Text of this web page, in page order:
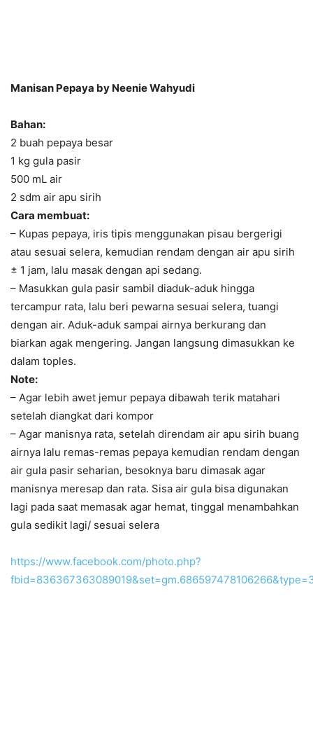
Manisan Pepaya by Neenie Wahyudi
Bahan:
2 buah pepaya besar
1 kg gula pasir
500 mL air
2 sdm air apu sirih
Cara membuat:
– Kupas pepaya, iris tipis menggunakan pisau bergerigi
atau sesuai selera, kemudian rendam dengan air apu sirih
± 1 jam, lalu masak dengan api sedang.
– Masukkan gula pasir sambil diaduk-aduk hingga
tercampur rata, lalu beri pewarna sesuai selera, tuangi
dengan air. Aduk-aduk sampai airnya berkurang dan
biarkan agak mengering. Jangan langsung dimasukkan ke
dalam toples.
Note:
– Agar lebih awet jemur pepaya dibawah terik matahari
setelah diangkat dari kompor
– Agar manisnya rata, setelah direndam air apu sirih buang
airnya lalu remas-remas pepaya kemudian rendam dengan
air gula pasir seharian, besoknya baru dimasak agar
manisnya meresap dan rata. Sisa air gula bisa digunakan
lagi pada saat memasak agar hemat, tinggal menambahkan
gula sedikit lagi/ sesuai selera
https://www.facebook.com/photo.php?